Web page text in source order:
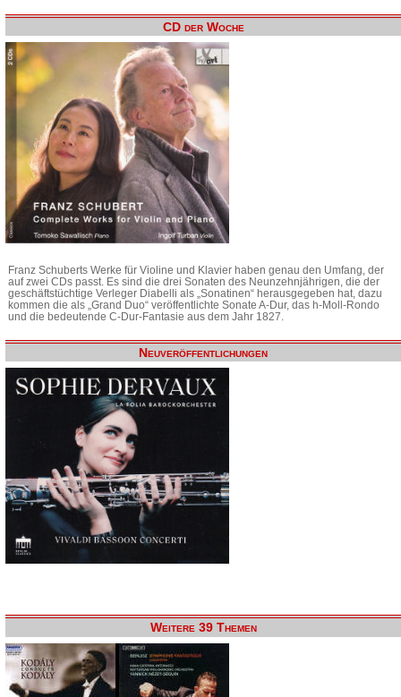
CD der Woche
Franz Schuberts Werke für Violine und Klavier haben genau den Umfang, der
auf zwei CDs passt. Es sind die drei Sonaten des Neunzehnjährigen, die der
geschäftstüchtige Verleger Diabelli als „Sonatinen“ herausgegeben hat, dazu
kommen die als „Grand Duo“ veröffentlichte Sonate A-Dur, das h-Moll-Rondo
und die bedeutende C-Dur-Fantasie aus dem Jahr 1827.
Neuveröffentlichungen
Weitere 39 Themen